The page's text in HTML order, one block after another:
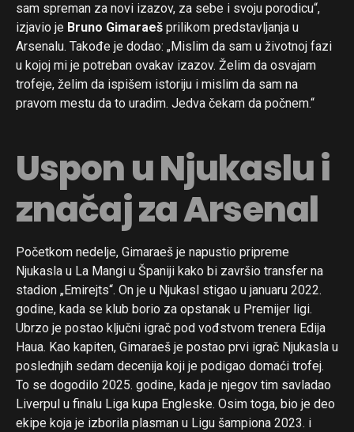
sam spreman za novi izazov, za sebe i svoju porodicu“,
izjavio je Bruno Gimaraeš prilikom predstavljanja u
Arsenalu. Takođe je dodao: „Mislim da sam u životnoj fazi
u kojoj mi je potreban ovakav izazov. Želim da osvajam
trofeje, želim da ispišem istoriju i mislim da sam na
pravom mestu da to uradim. Jedva čekam da počnem.“
Uspon u Njukaslu i
značaj za Arsenal
Početkom nedelje, Gimaraeš je napustio pripreme
Njukasla u La Mangi u Španiji kako bi završio transfer na
stadion „Emirejts“. On je u Njukasl stigao u januaru 2022.
godine, kada se klub borio za opstanak u Premijer ligi.
Ubrzo je postao ključni igrač pod vođstvom trenera Edija
Haua. Kao kapiten, Gimaraeš je postao prvi igrač Njukasla u
poslednjih sedam decenija koji je podigao domaći trofej.
To se dogodilo 2025. godine, kada je njegov tim savladao
Liverpul u finalu Liga kupa Engleske. Osim toga, bio je deo
ekipe koja je izborila plasman u Ligu šampiona 2023. i